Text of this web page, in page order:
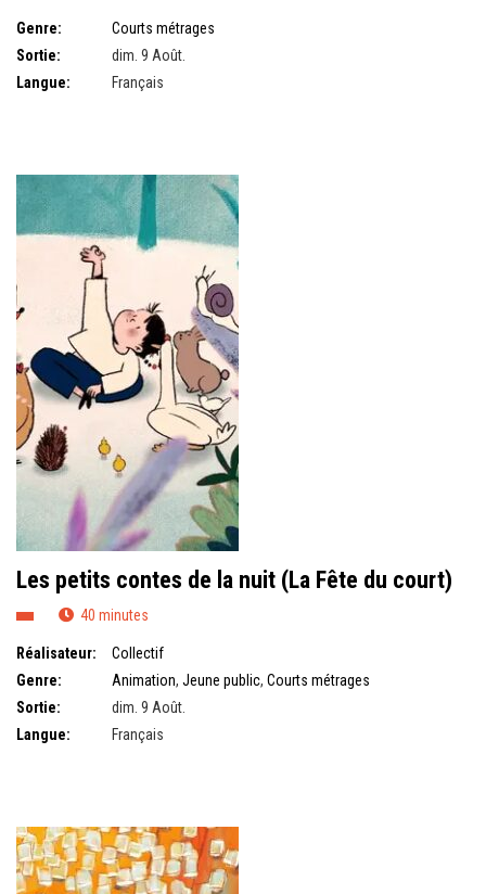
Genre:
Courts métrages
Sortie:
dim. 9 Août.
Langue:
Français
Les petits contes de la nuit (La Fête du court)
40 minutes
Réalisateur:
Collectif
Genre:
Animation, Jeune public, Courts métrages
Sortie:
dim. 9 Août.
Langue:
Français